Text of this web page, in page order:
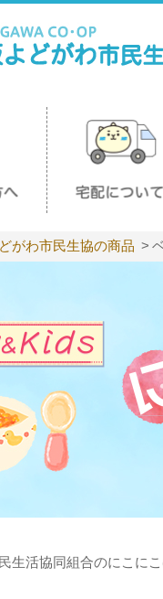
がわ市民生協の商品
生活協同組合のにこに